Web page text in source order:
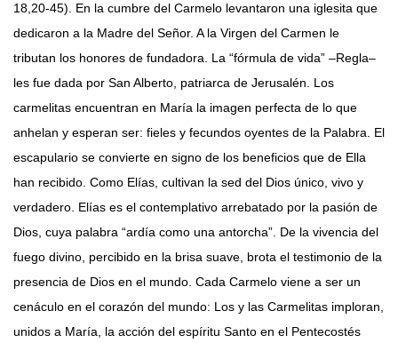
44 Semana (2015)
43 Semana (2014)
41 Semana (2012)
40 Semana (2011)
39 Semana (2010)
18,20-45). En la cumbre del Carmelo levantaron una iglesita que
dedicaron a la Madre del Señor. A la Virgen del Carmen le
tributan los honores de fundadora. La “fórmula de vida” –Regla–
les fue dada por San Alberto, patriarca de Jerusalén. Los
carmelitas encuentran en María la imagen perfecta de lo que
anhelan y esperan ser: fieles y fecundos oyentes de la Palabra. El
escapulario se convierte en signo de los beneficios que de Ella
han recibido. Como Elías, cultivan la sed del Dios único, vivo y
verdadero. Elías es el contemplativo arrebatado por la pasión de
Dios, cuya palabra “ardía como una antorcha”. De la vivencia del
fuego divino, percibido en la brisa suave, brota el testimonio de la
presencia de Dios en el mundo. Cada Carmelo viene a ser un
cenáculo en el corazón del mundo: Los y las Carmelitas imploran,
unidos a María, la acción del espíritu Santo en el Pentecostés